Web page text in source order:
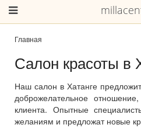
Главная
Салон красоты в
Наш салон в Хатанге
доброжелательное
клиента. Опытные
желаниям и предложат новые